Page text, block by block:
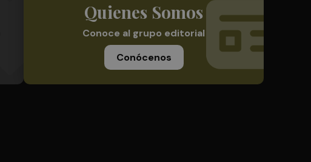
Quienes Somos
Conoce al grupo editorial
Conócenos